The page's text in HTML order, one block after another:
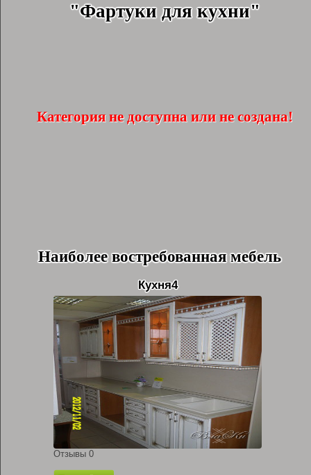
"Фартуки для кухни"
Категория не доступна или не создана!
Наиболее востребованная мебель
Кухня4
Отзывы 0